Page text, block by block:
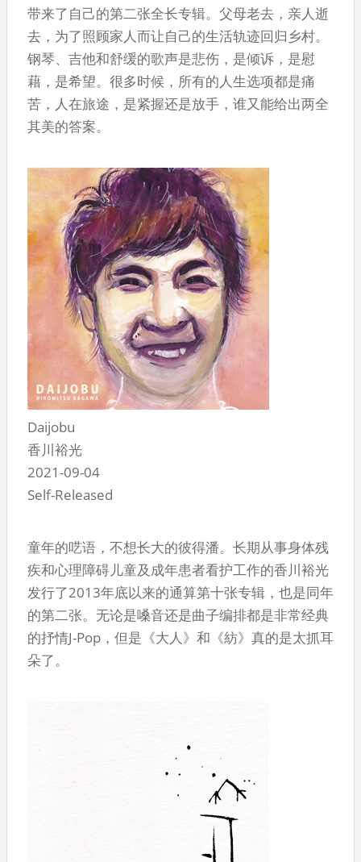
带来了自己的第二张全长专辑。父母老去，亲人逝
去，为了照顾家人而让自己的生活轨迹回归乡村。
钢琴、吉他和舒缓的歌声是悲伤，是倾诉，是慰
藉，是希望。很多时候，所有的人生选项都是痛
苦，人在旅途，是紧握还是放手，谁又能给出两全
其美的答案。
Daijobu
香川裕光
2021-09-04
Self-Released
童年的呓语，不想长大的彼得潘。长期从事身体残
疾和心理障碍儿童及成年患者看护工作的香川裕光
发行了2013年底以来的通算第十张专辑，也是同年
的第二张。无论是嗓音还是曲子编排都是非常经典
的抒情J-Pop，但是《大人》和《紡》真的是太抓耳
朵了。